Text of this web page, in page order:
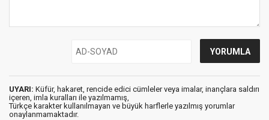
UYARI: Küfür, hakaret, rencide edici cümleler veya imalar, inançlara saldırı
içeren, imla kuralları ile yazılmamış,
Türkçe karakter kullanılmayan ve büyük harflerle yazılmış yorumlar
onaylanmamaktadır.